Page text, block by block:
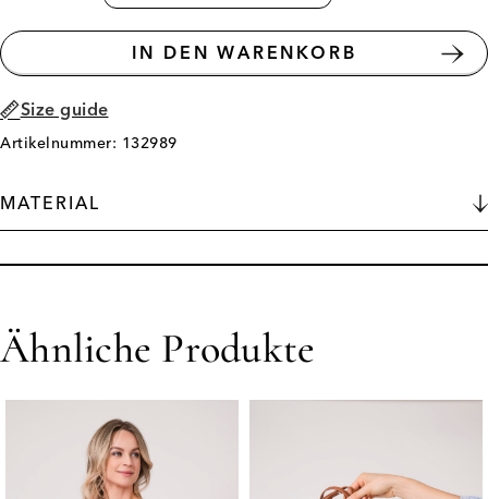
IN DEN WARENKORB
Size guide
Artikelnummer: 132989
MATERIAL
Ähnliche Produkte